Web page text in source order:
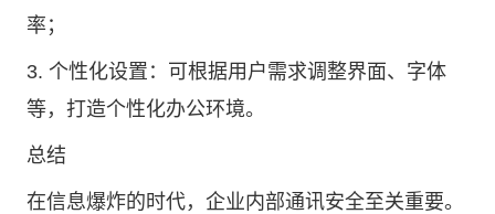
率；
3. 个性化设置：可根据用户需求调整界面、字体
等，打造个性化办公环境。
总结
在信息爆炸的时代，企业内部通讯安全至关重要。